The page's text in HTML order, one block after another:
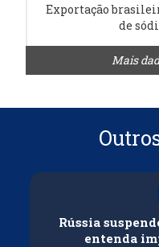
Exportação
de
Mais
Rússia
entenda